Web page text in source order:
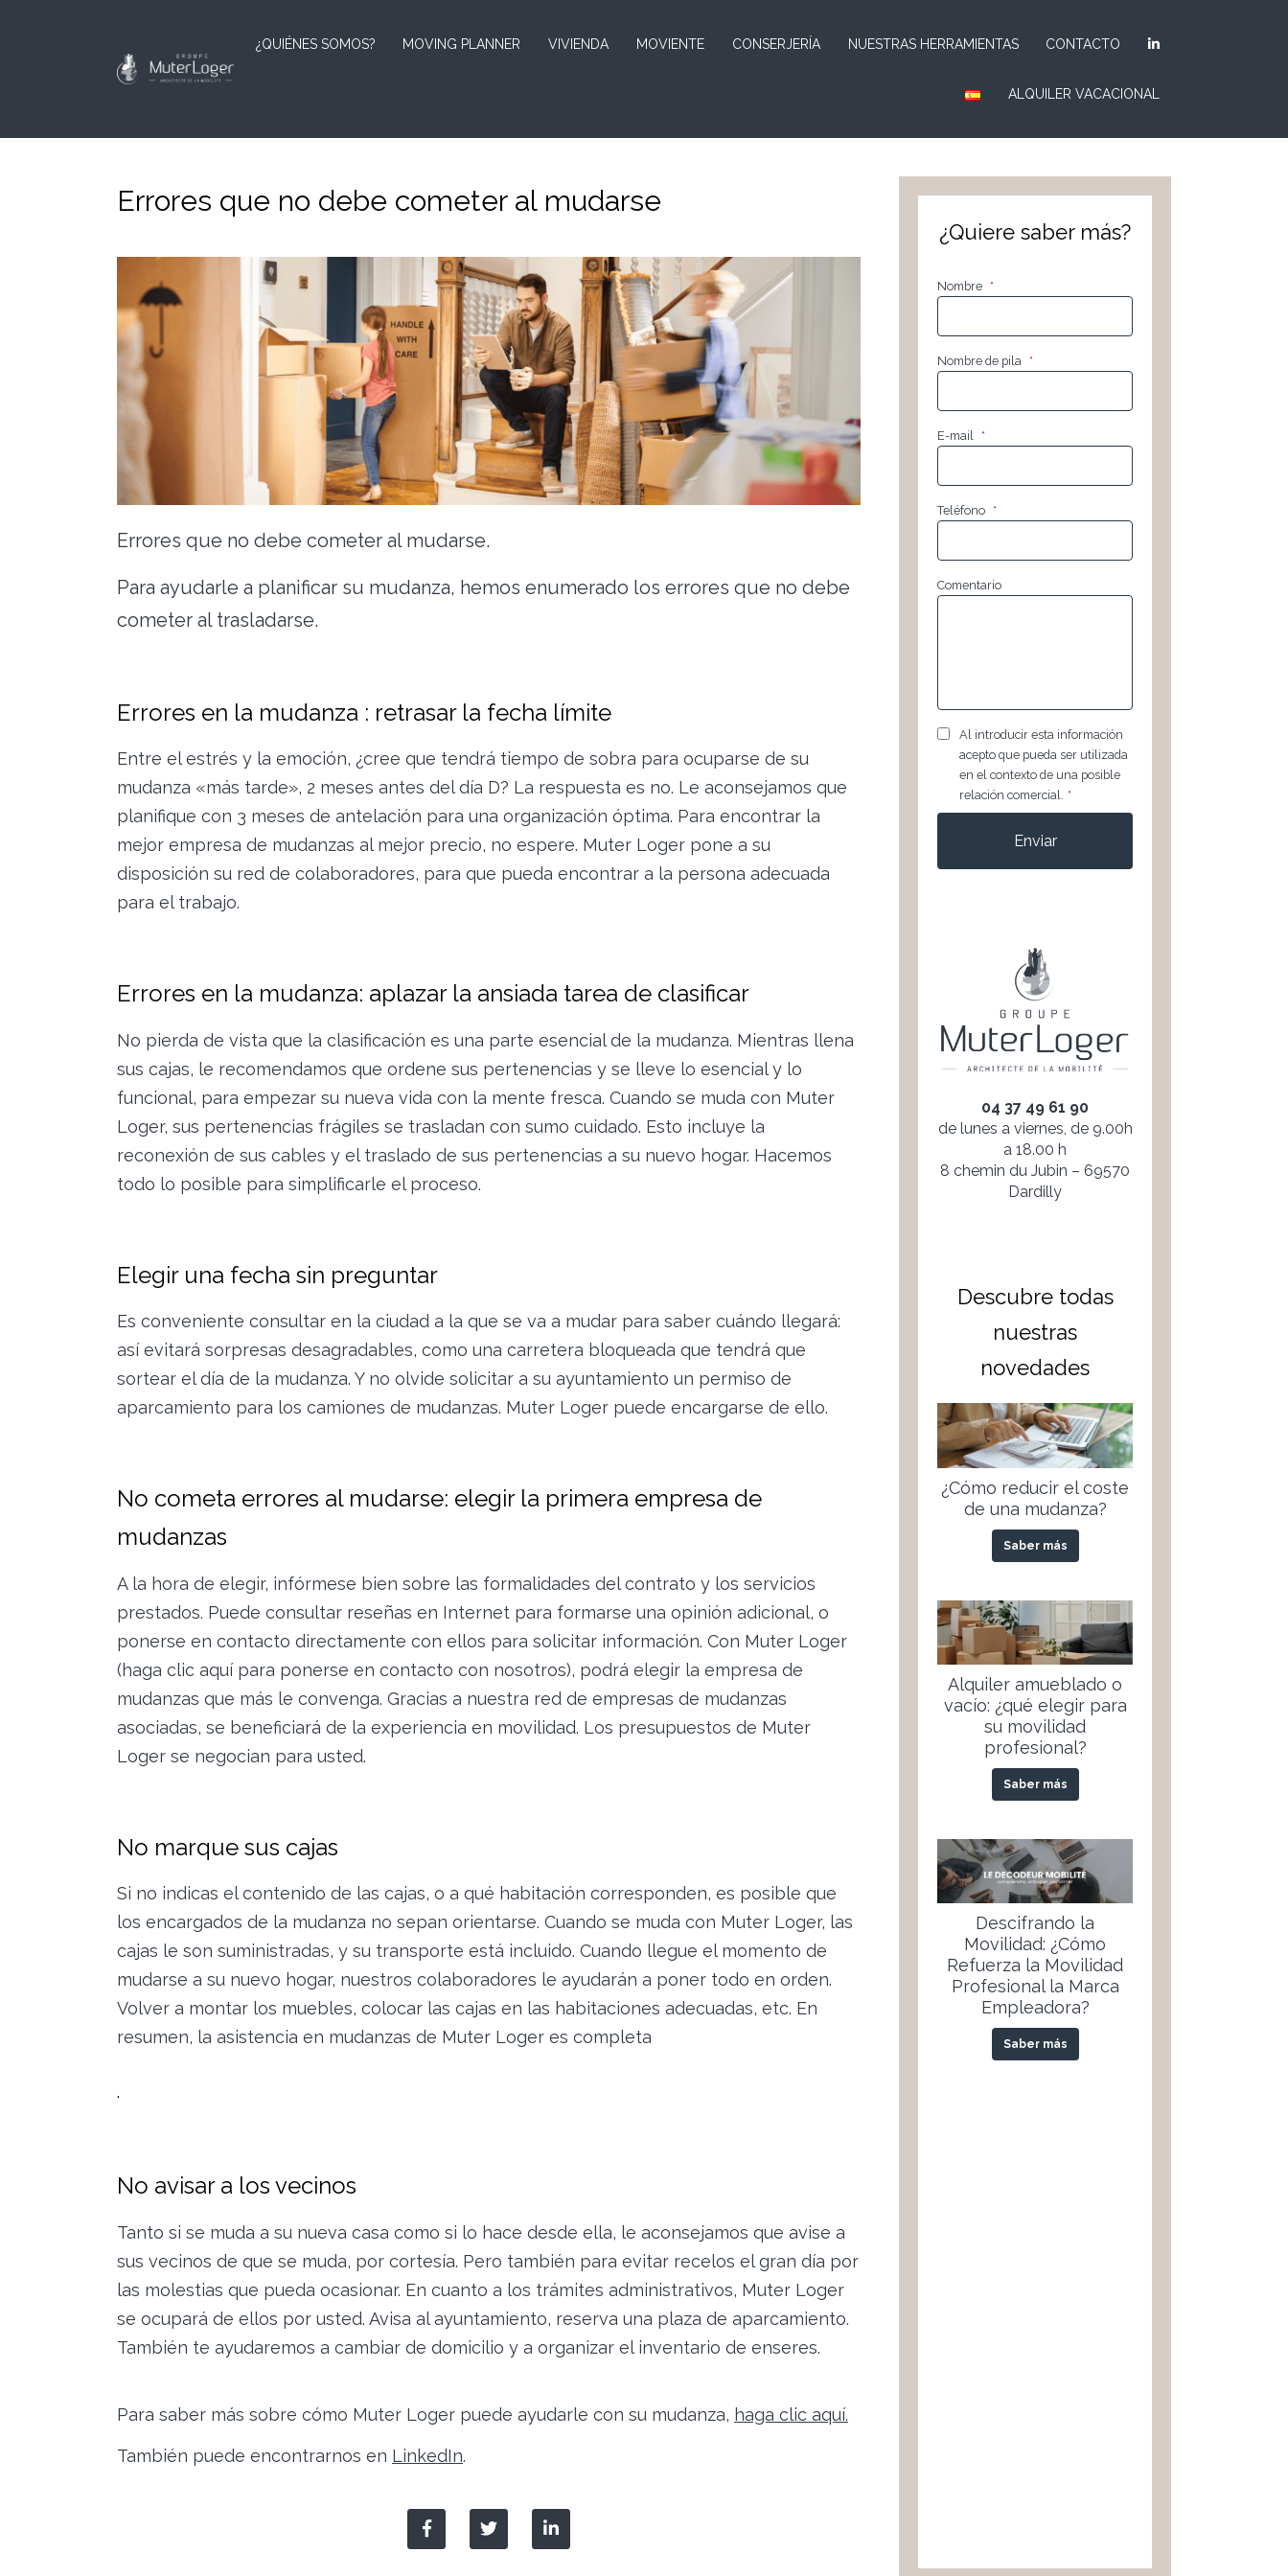
¿QUIÉNES SOMOS? MOVING PLANNER VIVIENDA MOVIENTE CONSERJERÍA NUESTRAS HERRAMIENTAS CONTACTO
ALQUILER VACACIONAL
Errores que no debe cometer al mudarse
Errores que no debe cometer al mudarse.
Para ayudarle a planificar su mudanza, hemos enumerado los errores que no debe
cometer al trasladarse.
Errores en la mudanza : retrasar la fecha límite
Entre el estrés y la emoción, ¿cree que tendrá tiempo de sobra para ocuparse de su
mudanza «más tarde», 2 meses antes del día D? La respuesta es no. Le aconsejamos que
planifique con 3 meses de antelación para una organización óptima. Para encontrar la
mejor empresa de mudanzas al mejor precio, no espere. Muter Loger pone a su
disposición su red de colaboradores, para que pueda encontrar a la persona adecuada
para el trabajo.
Errores en la mudanza: aplazar la ansiada tarea de clasificar
No pierda de vista que la clasificación es una parte esencial de la mudanza. Mientras llena
sus cajas, le recomendamos que ordene sus pertenencias y se lleve lo esencial y lo
funcional, para empezar su nueva vida con la mente fresca. Cuando se muda con Muter
Loger, sus pertenencias frágiles se trasladan con sumo cuidado. Esto incluye la
reconexión de sus cables y el traslado de sus pertenencias a su nuevo hogar. Hacemos
todo lo posible para simplificarle el proceso.
Elegir una fecha sin preguntar
Es conveniente consultar en la ciudad a la que se va a mudar para saber cuándo llegará:
así evitará sorpresas desagradables, como una carretera bloqueada que tendrá que
sortear el día de la mudanza. Y no olvide solicitar a su ayuntamiento un permiso de
aparcamiento para los camiones de mudanzas. Muter Loger puede encargarse de ello.
No cometa errores al mudarse: elegir la primera empresa de
mudanzas
A la hora de elegir, infórmese bien sobre las formalidades del contrato y los servicios
prestados. Puede consultar reseñas en Internet para formarse una opinión adicional, o
ponerse en contacto directamente con ellos para solicitar información. Con Muter Loger
(haga clic aquí para ponerse en contacto con nosotros), podrá elegir la empresa de
mudanzas que más le convenga. Gracias a nuestra red de empresas de mudanzas
asociadas, se beneficiará de la experiencia en movilidad. Los presupuestos de Muter
Loger se negocian para usted.
No marque sus cajas
Si no indicas el contenido de las cajas, o a qué habitación corresponden, es posible que
los encargados de la mudanza no sepan orientarse. Cuando se muda con Muter Loger, las
cajas le son suministradas, y su transporte está incluido. Cuando llegue el momento de
mudarse a su nuevo hogar, nuestros colaboradores le ayudarán a poner todo en orden.
Volver a montar los muebles, colocar las cajas en las habitaciones adecuadas, etc. En
resumen, la asistencia en mudanzas de Muter Loger es completa
.
No avisar a los vecinos
Tanto si se muda a su nueva casa como si lo hace desde ella, le aconsejamos que avise a
sus vecinos de que se muda, por cortesía. Pero también para evitar recelos el gran día por
las molestias que pueda ocasionar. En cuanto a los trámites administrativos, Muter Loger
se ocupará de ellos por usted. Avisa al ayuntamiento, reserva una plaza de aparcamiento.
También te ayudaremos a cambiar de domicilio y a organizar el inventario de enseres.
Para saber más sobre cómo Muter Loger puede ayudarle con su mudanza, haga clic aquí.
También puede encontrarnos en LinkedIn.
¿Quiere saber más?
Nombre *
Nombre de pila *
E-mail *
Teléfono *
Comentario
RGPD *
Al introducir esta información
acepto que pueda ser utilizada
en el contexto de una posible
relación comercial. *
04 37 49 61 90
de lunes a viernes, de 9.00h
a 18.00 h
8 chemin du Jubin – 69570
Dardilly
Descubre todas
nuestras
novedades
¿Cómo reducir el coste
de una mudanza?
Saber más
Alquiler amueblado o
vacío: ¿qué elegir para
su movilidad
profesional?
Saber más
Descifrando la
Movilidad: ¿Cómo
Refuerza la Movilidad
Profesional la Marca
Empleadora?
Saber más